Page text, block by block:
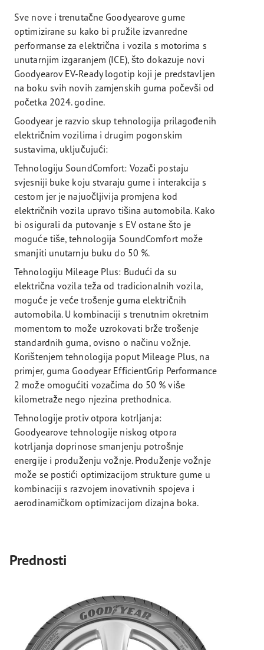
Sve nove i trenutačne Goodyearove gume
optimizirane su kako bi pružile izvanredne
performanse za električna i vozila s motorima s
unutarnjim izgaranjem (ICE), što dokazuje novi
Goodyearov EV-Ready logotip koji je predstavljen
na boku svih novih zamjenskih guma počevši od
početka 2024. godine.
Goodyear je razvio skup tehnologija prilagođenih
električnim vozilima i drugim pogonskim
sustavima, uključujući:
Tehnologiju SoundComfort: Vozači postaju
svjesniji buke koju stvaraju gume i interakcija s
cestom jer je najuočljivija promjena kod
električnih vozila upravo tišina automobila. Kako
bi osigurali da putovanje s EV ostane što je
moguće tiše, tehnologija SoundComfort može
smanjiti unutarnju buku do 50 %.
Tehnologiju Mileage Plus: Budući da su
električna vozila teža od tradicionalnih vozila,
moguće je veće trošenje guma električnih
automobila. U kombinaciji s trenutnim okretnim
momentom to može uzrokovati brže trošenje
standardnih guma, ovisno o načinu vožnje.
Korištenjem tehnologija poput Mileage Plus, na
primjer, guma Goodyear EfficientGrip Performance
2 može omogućiti vozačima do 50 % više
kilometraže nego njezina prethodnica.
Tehnologije protiv otpora kotrljanja:
Goodyearove tehnologije niskog otpora
kotrljanja doprinose smanjenju potrošnje
energije i produženju vožnje. Produženje vožnje
može se postići optimizacijom strukture gume u
kombinaciji s razvojem inovativnih spojeva i
aerodinamičkom optimizacijom dizajna boka.
Prednosti